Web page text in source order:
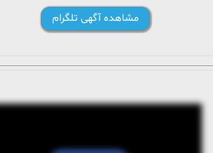
مشاهده آگهی تلگرام